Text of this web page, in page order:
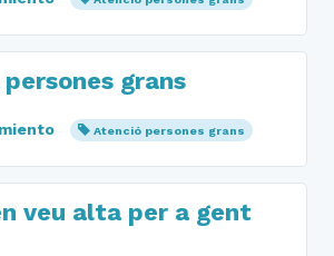
grans
Atenció persones grans
veu alta per a gent